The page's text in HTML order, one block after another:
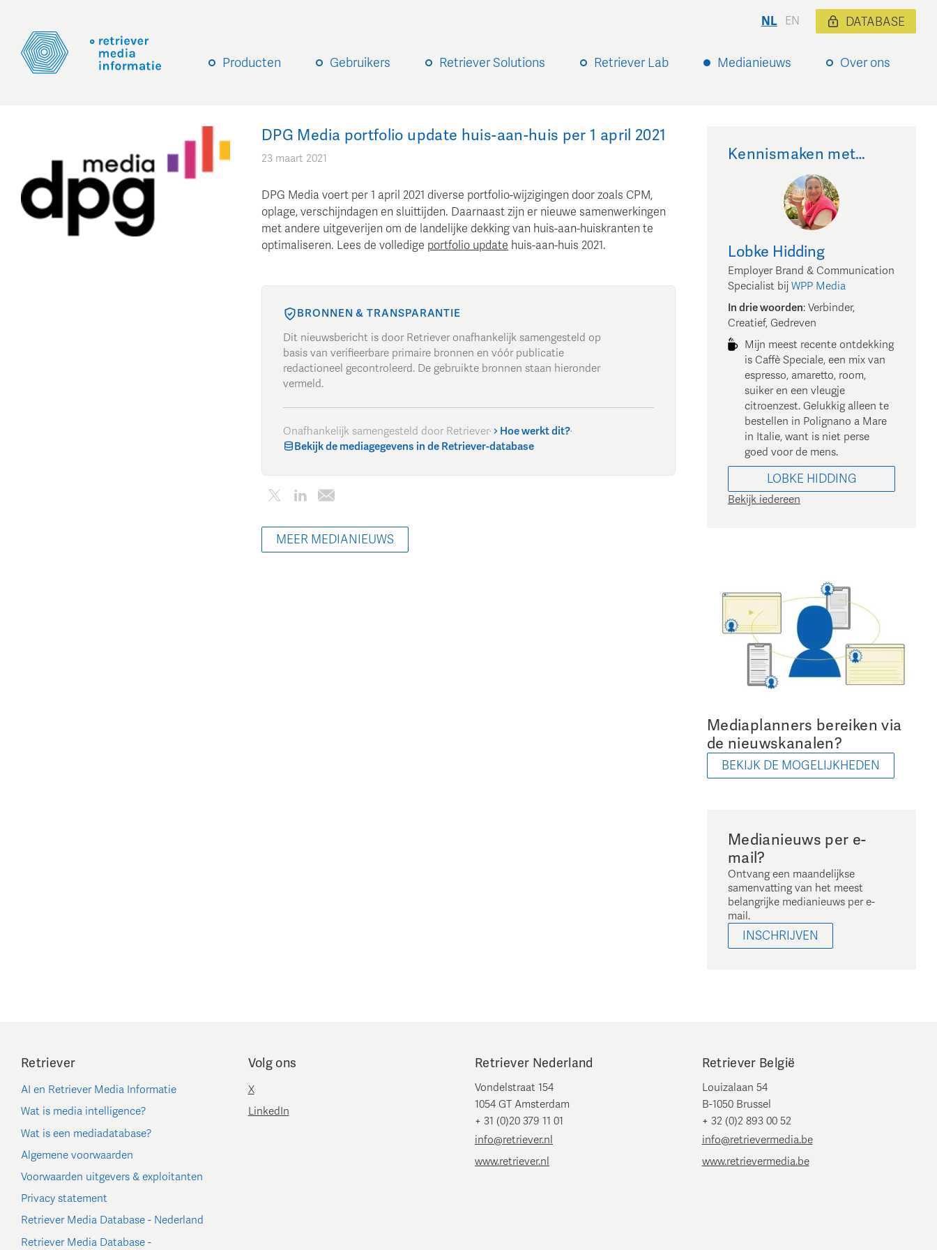
Producten Gebruikers Retriever Solutions Retriever Lab Medianieuws Over ons
NL EN DATABASE
DPG Media portfolio update huis-aan-huis per 1 april 2021
23 maart 2021
DPG Media voert per 1 april 2021 diverse portfolio-wijzigingen door zoals CPM,
oplage, verschijndagen en sluittijden. Daarnaast zijn er nieuwe samenwerkingen
met andere uitgeverijen om de landelijke dekking van huis-aan-huiskranten te
optimaliseren. Lees de volledige portfolio update huis-aan-huis 2021.
BRONNEN & TRANSPARANTIE
Dit nieuwsbericht is door Retriever onafhankelijk samengesteld op
basis van verifieerbare primaire bronnen en vóór publicatie
redactioneel gecontroleerd. De gebruikte bronnen staan hieronder
vermeld.
Onafhankelijk samengesteld door Retriever· Hoe werkt dit?·
Bekijk de mediagegevens in de Retriever-database
MEER MEDIANIEUWS
Kennismaken met…
Lobke Hidding
Employer Brand & Communication
Specialist bij WPP Media
In drie woorden: Verbinder,
Creatief, Gedreven
Mijn meest recente ontdekking
is Caffè Speciale, een mix van
espresso, amaretto, room,
suiker en een vleugje
citroenzest. Gelukkig alleen te
bestellen in Polignano a Mare
in Italie, want is niet perse
goed voor de mens.
LOBKE HIDDING
Bekijk iedereen
Mediaplanners bereiken via
de nieuwskanalen?
BEKIJK DE MOGELIJKHEDEN
Medianieuws per e-
mail?
Ontvang een maandelijkse
samenvatting van het meest
belangrijke medianieuws per e-
mail.
INSCHRIJVEN
Retriever
AI en Retriever Media Informatie
Wat is media intelligence?
Wat is een mediadatabase?
Algemene voorwaarden
Voorwaarden uitgevers & exploitanten
Privacy statement
Retriever Media Database - Nederland
Retriever Media Database -
Volg ons
X
LinkedIn
Retriever Nederland
Vondelstraat 154
1054 GT Amsterdam
+ 31 (0)20 379 11 01
info@retriever.nl
www.retriever.nl
Retriever België
Louizalaan 54
B-1050 Brussel
+ 32 (0)2 893 00 52
info@retrievermedia.be
www.retrievermedia.be